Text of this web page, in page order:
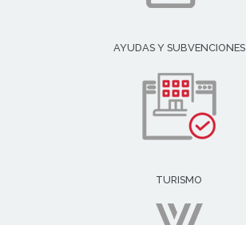
AYUDAS Y SUBVENCIONES
TURISMO